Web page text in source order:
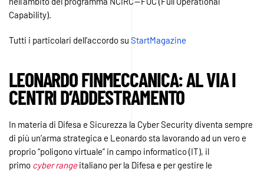
Capability).
Tutti i particolari dell’accordo su StartMagazine
LEONARDO FINMECCANICA: AL VIA I
CENTRI D’ADDESTRAMENTO
In materia di Difesa e Sicurezza la Cyber Security diventa sempre
di più un’arma strategica e Leonardo sta lavorando ad un vero e
proprio “poligono virtuale” in campo informatico (IT), il
primo cyber rangeitaliano per la Difesa e per gestire le